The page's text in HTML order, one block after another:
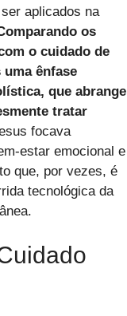
aplicados na
os
o cuidado de
uma ênfase
que abrange
tratar
focava
estar emocional e
que, por vezes, é
tecnológica da